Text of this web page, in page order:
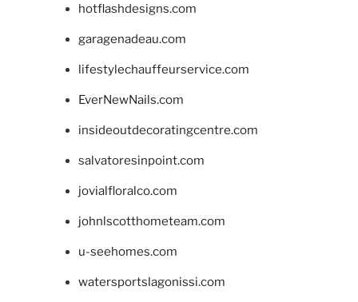
hotflashdesigns.com
garagenadeau.com
lifestylechauffeurservice.com
EverNewNails.com
insideoutdecoratingcentre.com
salvatoresinpoint.com
jovialfloralco.com
johnlscotthometeam.com
u-seehomes.com
watersportslagonissi.com